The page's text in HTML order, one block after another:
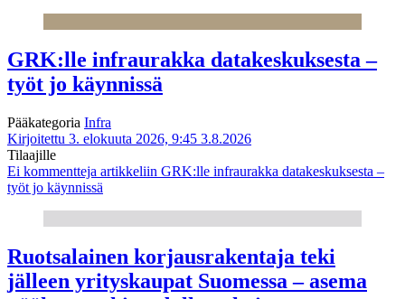
GRK:lle infraurakka datakeskuksesta –
työt jo käynnissä
Pääkategoria Infra
Kirjoitettu 3. elokuuta 2026, 9:45 3.8.2026
Tilaajille
Ei kommentteja artikkeliin GRK:lle infraurakka datakeskuksesta –
työt jo käynnissä
Ruotsalainen korjausrakentaja teki
jälleen yrityskaupat Suomessa – asema